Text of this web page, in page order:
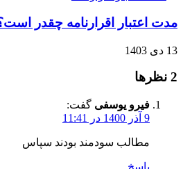
مدت اعتبار اقرارنامه چقدر
13 دی 1403
‫2 نظرها
فیرو یوسفی گفت:
9 آذر 1400 در 11:41
مطالب سودمند بودند سپاس
پاسخ